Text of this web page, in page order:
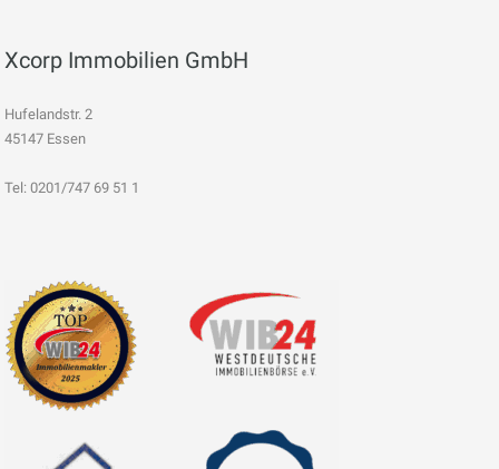
Xcorp Immobilien GmbH
Hufelandstr. 2
45147 Essen
Tel: 0201/747 69 51 1